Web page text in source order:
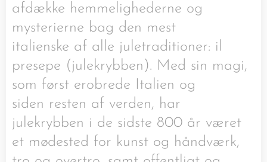
afdække hemmelighederne og
mysterierne bag den mest
italienske af alle juletraditioner: il
presepe (julekrybben). Med sin magi,
som først erobrede Italien og
siden resten af verden, har
julekrybben i de sidste 800 år været
et mødested for kunst og håndværk,